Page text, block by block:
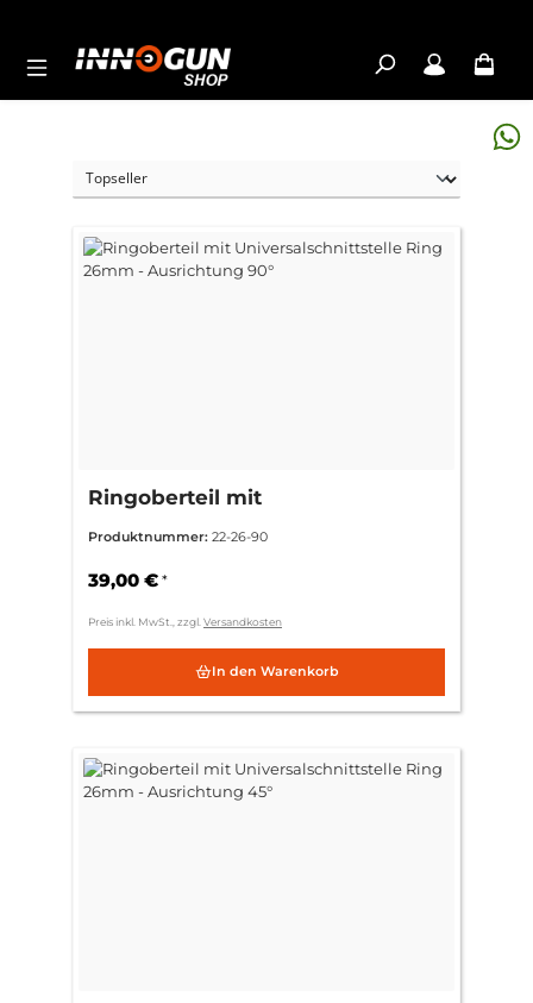
Ringoberteil mit
26mm - Ausrichtung 90°
Produktnummer: 22-26-90
39,00 € *
Preis inkl. MwSt., zzgl. Versandkosten
In den Warenkorb